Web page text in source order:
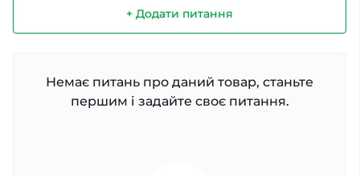
+ Додати питання
Немає питань про даний товар, станьте
першим і задайте своє питання.